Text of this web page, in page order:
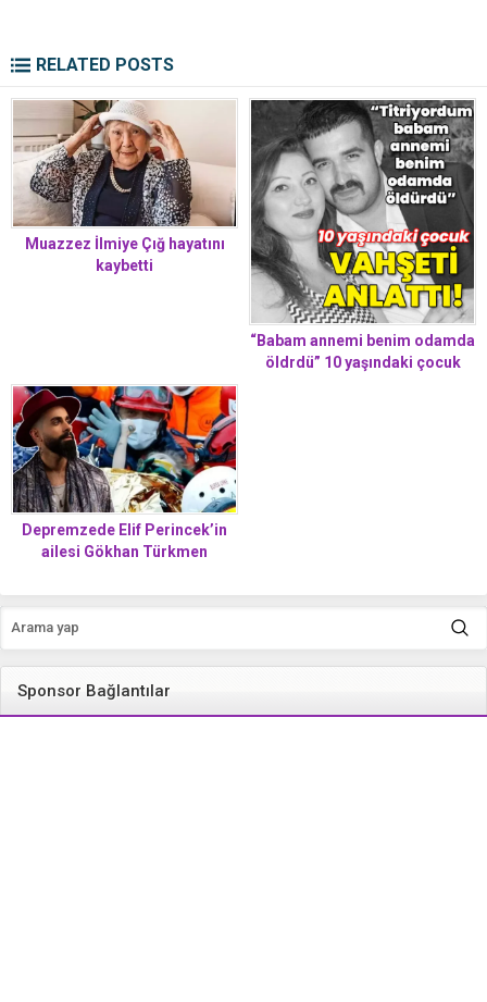
RELATED POSTS
Muazzez İlmiye Çığ hayatını
kaybetti
“Babam annemi benim odamda
öldrdü” 10 yaşındaki çocuk
Depremzede Elif Perincek’in
ailesi Gökhan Türkmen
bulunmuştu! Ünlü şarkıcıdan
Sponsor Bağlantılar